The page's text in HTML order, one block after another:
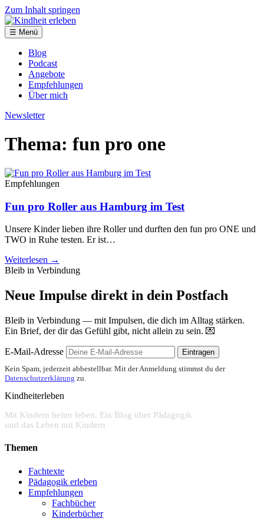
Zum Inhalt springen
☰ Menü
Blog
Podcast
Angebote
Empfehlungen
Über mich
Newsletter
Thema: fun pro one
Empfehlungen
Fun pro Roller aus Hamburg im Test
Unsere Kinder lieben ihre Roller und durften den fun pro ONE und
TWO in Ruhe testen. Er ist…
Weiterlesen →
Bleib in Verbindung
Neue Impulse direkt in dein Postfach
Bleib in Verbindung — mit Impulsen, die dich im Alltag stärken.
Ein Brief, der dir das Gefühl gibt, nicht allein zu sein. 💌
E-Mail-Adresse
Eintragen
Kein Spam, jederzeit abbestellbar. Mit der Anmeldung stimmst du der
Datenschutzerklärung zu.
Kindheiterleben
Mit Kindern heiter leben. Ein Blog über Pädagogik
und das Leben mit Kindern
Themen
Fachtexte
Pädagogik erleben
Empfehlungen
Fachbücher
Kinderbücher